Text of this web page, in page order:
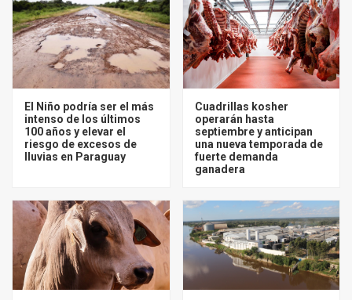
El Niño podría ser el más
intenso de los últimos
100 años y elevar el
riesgo de excesos de
lluvias en Paraguay
Cuadrillas kosher
operarán hasta
septiembre y anticipan
una nueva temporada de
fuerte demanda
ganadera